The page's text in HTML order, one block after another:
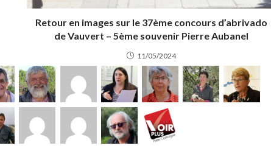
Retour en images sur le 37ème concours d’abrivado
de Vauvert – 5ème souvenir Pierre Aubanel
11/05/2024